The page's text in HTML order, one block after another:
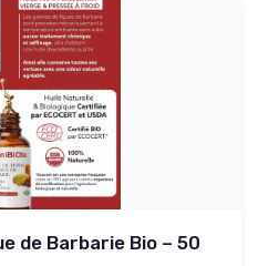
de Barbarie Bio – 50